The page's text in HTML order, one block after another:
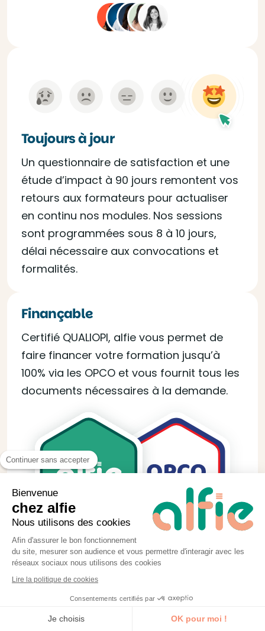
Toujours à jour
Un questionnaire de satisfaction et une
étude d’impact à 90 jours remontent vos
retours aux formateurs pour actualiser
en continu nos modules. Nos sessions
sont programmées sous 8 à 10 jours,
délai nécessaire aux convocations et
formalités.
Finançable
Certifié QUALIOPI, alfie vous permet de
faire financer votre formation jusqu’à
100% via les OPCO et vous fournit tous les
documents nécessaires à la demande.
Continuer sans accepter
Bienvenue
chez alfie
Nous utilisons des cookies
Afin d'assurer le bon fonctionnement
du site, mesurer son audience et vous permettre d'interagir avec les
réseaux sociaux nous utilisons des cookies
Lire la politique de cookies
Consentements certifiés par
Je choisis OK pour moi !